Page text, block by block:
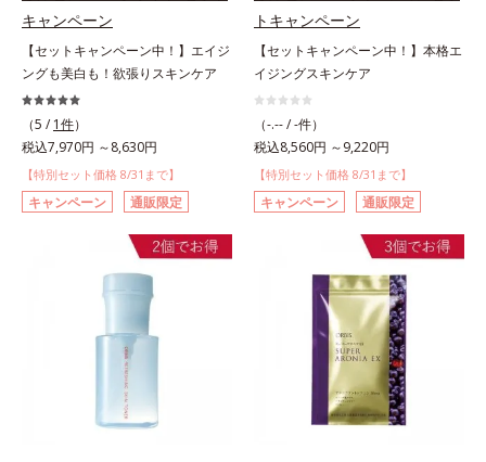
キャンペーン
【セットキャンペーン中！】エイジ
ングも美白も！欲張りスキンケア
（5 / 1件）
税込7,970円 ～8,630円
【特別セット価格 8/31まで】
キャンペーン 通販限定
トキャンペーン
【セットキャンペーン中！】本格エ
イジングスキンケア
（-.-- / -件）
税込8,560円 ～9,220円
【特別セット価格 8/31まで】
キャンペーン 通販限定